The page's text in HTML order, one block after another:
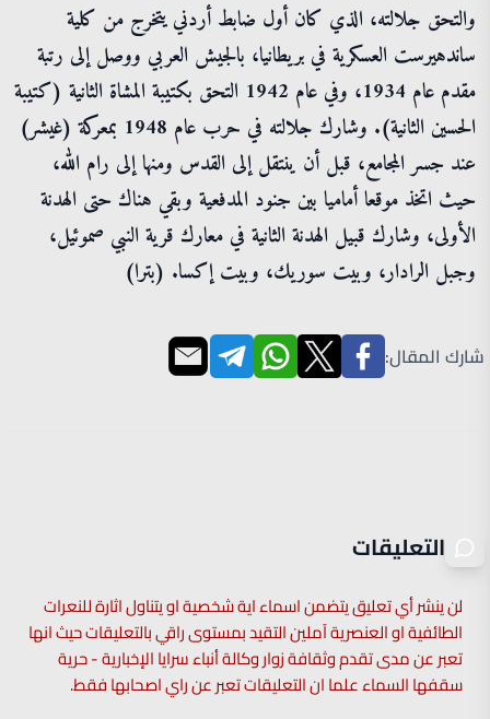
والتحق جلالته، الذي كان أول ضابط أردني يتخرج من كلية
ساندهيرست العسكرية في بريطانيا، بالجيش العربي ووصل إلى رتبة
مقدم عام 1934، وفي عام 1942 التحق بكتيبة المشاة الثانية (كتيبة
الحسين الثانية). وشارك جلالته في حرب عام 1948 بمعركة (غيشر)
عند جسر المجامع، قبل أن ينتقل إلى القدس ومنها إلى رام الله،
حيث اتخذ موقعا أماميا بين جنود المدفعية وبقي هناك حتى الهدنة
الأولى، وشارك قبيل الهدنة الثانية في معارك قرية النبي صموئيل،
وجبل الرادار، وبيت سوريك، وبيت إكسا. (بترا)
شارك المقال:
التعليقات
لن ينشر أي تعليق يتضمن اسماء اية شخصية او يتناول اثارة للنعرات
الطائفية او العنصرية آملين التقيد بمستوى راقي بالتعليقات حيث انها
تعبر عن مدى تقدم وثقافة زوار وكالة أنباء سرايا الإخبارية - حرية
سقفها السماء علما ان التعليقات تعبر عن راي اصحابها فقط.